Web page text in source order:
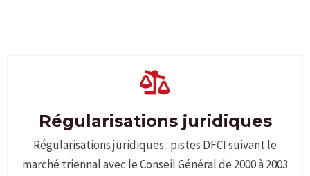
Régularisations juridiques
Régularisations juridiques : pistes DFCI suivant le
marché triennal avec le Conseil Général de 2000 à 2003